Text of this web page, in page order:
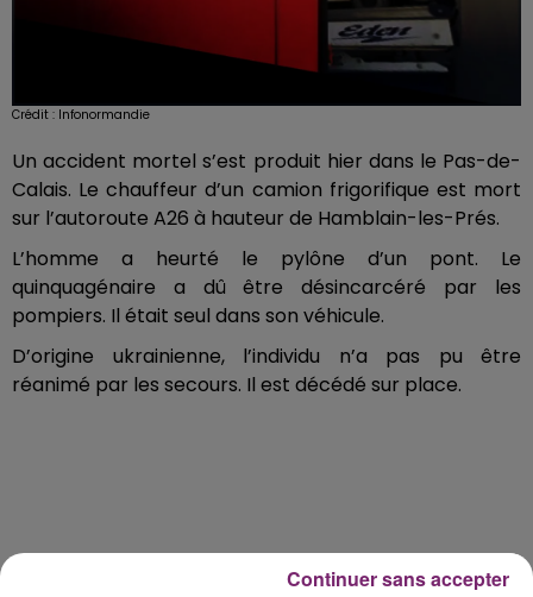
Crédit : Infonormandie
Un accident mortel s’est produit hier dans le Pas-de-
Calais. Le chauffeur d’un camion frigorifique est mort
sur l’autoroute A26 à hauteur de Hamblain-les-Prés.
L’homme a heurté le pylône d’un pont. Le
quinquagénaire a dû être désincarcéré par les
pompiers. Il était seul dans son véhicule.
D’origine ukrainienne, l’individu n’a pas pu être
réanimé par les secours. Il est décédé sur place.
Continuer sans accepter